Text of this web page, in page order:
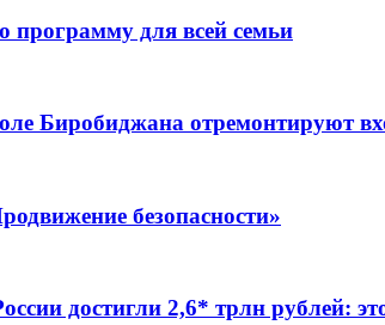
программу для всей семьи
Биробиджана отремонтируют
безопасности»
достигли 2,6* трлн рублей: